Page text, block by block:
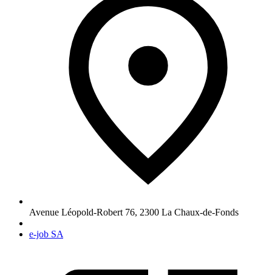
Avenue Léopold-Robert 76, 2300 La Chaux-de-Fonds
e-job SA